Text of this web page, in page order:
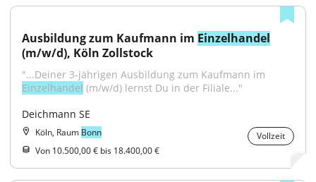
Ausbildung zum Kaufmann im Einzelhandel
(m/w/d), Köln Zollstock
Einzelhandel (m/w/d) lernst Du in der Filiale..."
Deichmann SE
Köln, Raum Bonn
Vollzeit
Von 10.500,00 € bis 18.400,00 €